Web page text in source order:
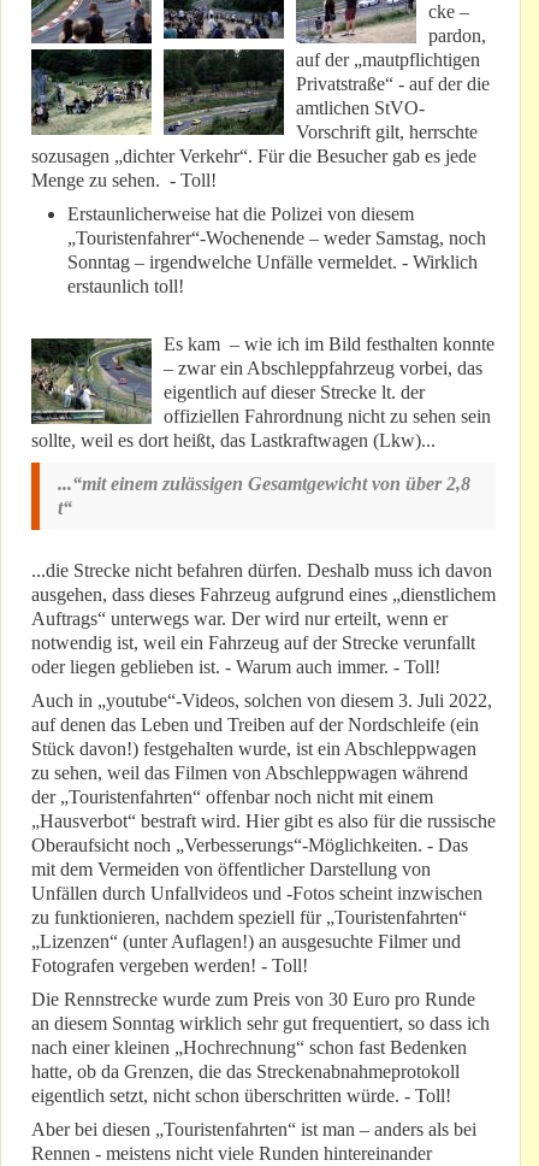
cke –
pardon,
auf der „mautpflichtigen
Privatstraße“ - auf der die
amtlichen StVO-
Vorschrift gilt, herrschte
sozusagen „dichter Verkehr“. Für die Besucher gab es jede
Menge zu sehen. - Toll!
Erstaunlicherweise hat die Polizei von diesem
„Touristenfahrer“-Wochenende – weder Samstag, noch
Sonntag – irgendwelche Unfälle vermeldet. - Wirklich
erstaunlich toll!
Es kam – wie ich im Bild festhalten konnte
– zwar ein Abschleppfahrzeug vorbei, das
eigentlich auf dieser Strecke lt. der
offiziellen Fahrordnung nicht zu sehen sein
sollte, weil es dort heißt, das Lastkraftwagen (Lkw)...
...“mit einem zulässigen Gesamtgewicht von über 2,8
t“
...die Strecke nicht befahren dürfen. Deshalb muss ich davon
ausgehen, dass dieses Fahrzeug aufgrund eines „dienstlichem
Auftrags“ unterwegs war. Der wird nur erteilt, wenn er
notwendig ist, weil ein Fahrzeug auf der Strecke verunfallt
oder liegen geblieben ist. - Warum auch immer. - Toll!
Auch in „youtube“-Videos, solchen von diesem 3. Juli 2022,
auf denen das Leben und Treiben auf der Nordschleife (ein
Stück davon!) festgehalten wurde, ist ein Abschleppwagen
zu sehen, weil das Filmen von Abschleppwagen während
der „Touristenfahrten“ offenbar noch nicht mit einem
„Hausverbot“ bestraft wird. Hier gibt es also für die russische
Oberaufsicht noch „Verbesserungs“-Möglichkeiten. - Das
mit dem Vermeiden von öffentlicher Darstellung von
Unfällen durch Unfallvideos und -Fotos scheint inzwischen
zu funktionieren, nachdem speziell für „Touristenfahrten“
„Lizenzen“ (unter Auflagen!) an ausgesuchte Filmer und
Fotografen vergeben werden! - Toll!
Die Rennstrecke wurde zum Preis von 30 Euro pro Runde
an diesem Sonntag wirklich sehr gut frequentiert, so dass ich
nach einer kleinen „Hochrechnung“ schon fast Bedenken
hatte, ob da Grenzen, die das Streckenabnahmeprotokoll
eigentlich setzt, nicht schon überschritten würde. - Toll!
Aber bei diesen „Touristenfahrten“ ist man – anders als bei
Rennen - meistens nicht viele Runden hintereinander